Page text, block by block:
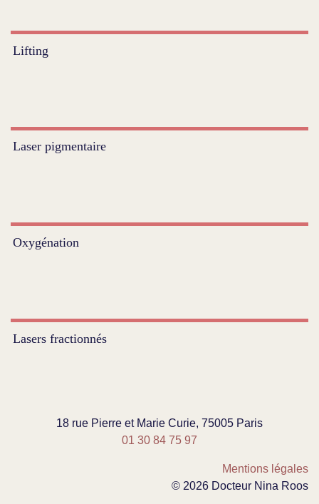
Lifting
Laser pigmentaire
Oxygénation
Lasers fractionnés
18 rue Pierre et Marie Curie, 75005 Paris
01 30 84 75 97
Mentions légales
© 2026 Docteur Nina Roos